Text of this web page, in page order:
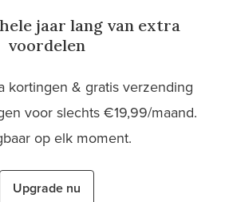
jaar lang van extra
voordelen
kortingen & gratis verzending
voor slechts €19,99/maand.
op elk moment.
Upgrade nu